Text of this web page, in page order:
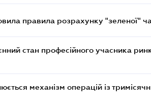
правила розрахунку "зеленої"
стан професійного учасника
механізм операцій із